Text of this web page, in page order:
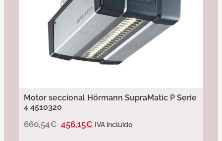
Motor seccional Hörmann SupraMatic P Serie
4 4510320
660,54€ 456,15€ IVA incluido